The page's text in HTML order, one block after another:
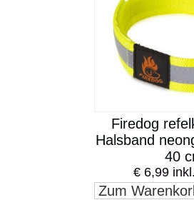
Firedog
Halsband
40
€ 6,99
Zum